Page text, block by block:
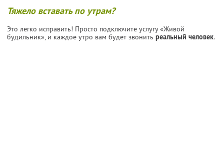
Тяжело вставать по утрам?
Это легко исправить! Просто подключите услугу «Живой
будильник», и каждое утро вам будет звонить реальный человек.